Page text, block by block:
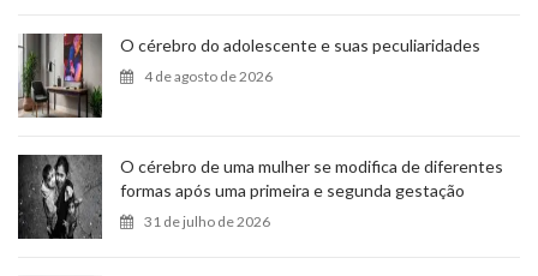
O cérebro do adolescente e suas peculiaridades
4 de agosto de 2026
O cérebro de uma mulher se modifica de diferentes
formas após uma primeira e segunda gestação
31 de julho de 2026